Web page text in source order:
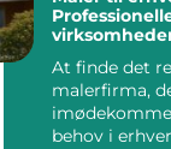
At finde det
malerfirma,
behov i